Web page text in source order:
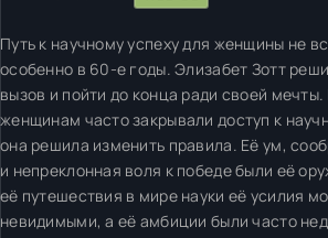
Путь к научному успеху для женщины не
особенно в 60-е годы. Элизабет Зотт
вызов и пойти до конца ради своей
женщинам часто закрывали доступ к
она решила изменить правила. Её ум,
и непреклонная воля к победе были её
её путешествия в мире науки её усилия
невидимыми, а её амбиции были часто